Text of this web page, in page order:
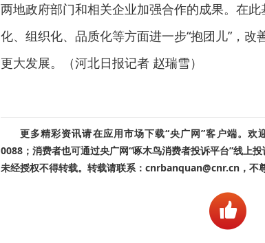
两地政府部门和相关企业加强合作的成果。在
化、组织化、品质化等方面进一步“抱团儿”，
更大发展。（河北日报记者 赵瑞雪）
更多精彩资讯请在应用市场下载“央广网”客户端。欢
0088；消费者也可通过央广网“啄木鸟消费者投诉平台”线上
未经授权不得转载。转载请联系：cnrbanquan@cnr.cn，不